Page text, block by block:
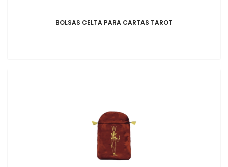
BOLSAS CELTA PARA CARTAS TAROT